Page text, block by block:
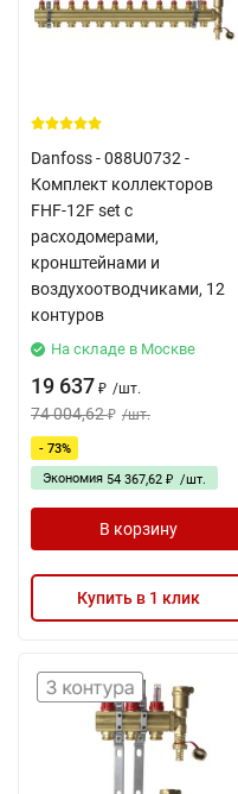
Danfoss - 088U0732 -
Комплект коллекторов
FHF-12F set с
расходомерами,
кронштейнами и
воздухоотводчиками, 12
контуров
На складе в Москве
19 637 ₽ /шт.
74 004,62 ₽ /шт.
- 73%
Экономия 54 367,62 ₽ /шт.
В корзину
Купить в 1 клик